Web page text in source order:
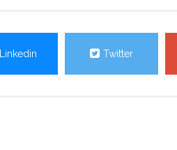
Linkedin Twitter